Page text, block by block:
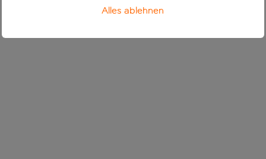
Alles ablehnen